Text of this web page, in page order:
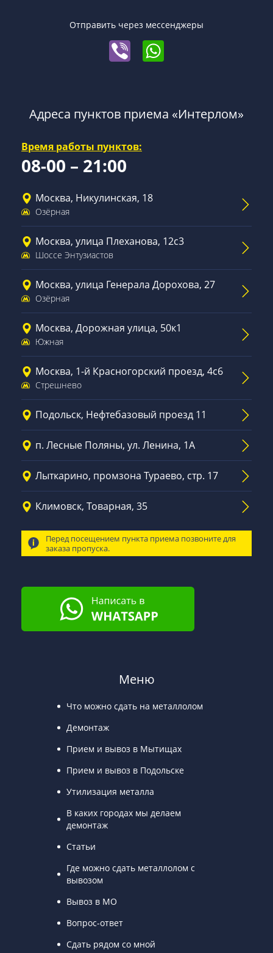
Отправить через мессенджеры
Адреса пунктов приема «Интерлом»
Время работы пунктов:
08-00 – 21:00
Москва, Никулинская, 18
Озёрная
Москва, улица Плеханова, 12с3
Шоссе Энтузиастов
Москва, улица Генерала Дорохова, 27
Озёрная
Москва, Дорожная улица, 50к1
Южная
Москва, 1-й Красногорский проезд, 4с6
Стрешнево
Подольск, Нефтебазовый проезд 11
п. Лесные Поляны, ул. Ленина, 1А
Лыткарино, промзона Тураево, стр. 17
Климовск, Товарная, 35
Перед посещением пункта приема позвоните для
заказа пропуска.
Меню
Что можно сдать на металлолом
Демонтаж
Прием и вывоз в Мытищах
Прием и вывоз в Подольске
Утилизация металла
В каких городах мы делаем
демонтаж
Статьи
Где можно сдать металлолом с
вывозом
Вывоз в МО
Вопрос-ответ
Сдать рядом со мной